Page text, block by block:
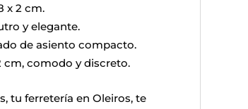
x 2 cm.
y elegante.
de asiento compacto.
cm, comodo y discreto.
tu ferretería en Oleiros, te